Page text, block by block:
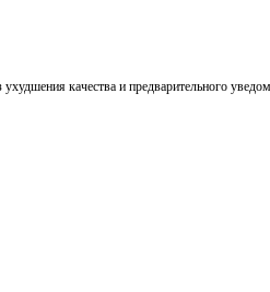
качества и предварительного